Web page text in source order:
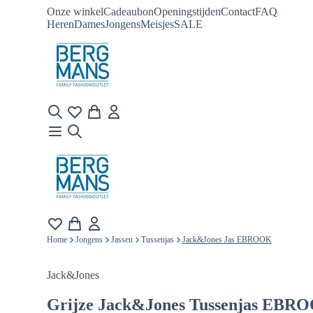
Onze winkelCadeaubonOpeningstijdenContactFAQ
HerenDamesJongensMeisjesSALE
Home Jongens Jassen Tussenjas Jack&Jones Jas EBROOK
Jack&Jones
Grijze Jack&Jones Tussenjas